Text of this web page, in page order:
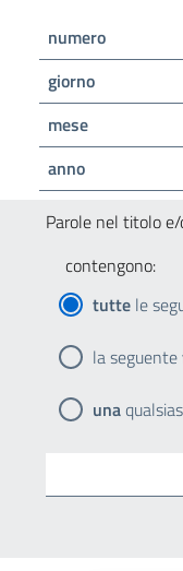
numero
giorno
mese
anno
Parole nel titolo
contengono:
tutte le
la seguente
una